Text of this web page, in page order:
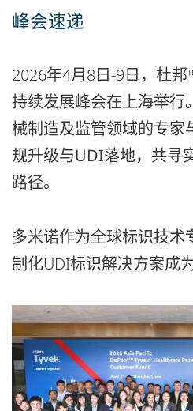
峰会速递
2026年4月8日-9日，杜
持续发展峰会在上海举行
械制造及监管领域的专家
规升级与UDI落地，共寻
路径。
多米诺作为全球标识技术
制化UDI标识解决方案成